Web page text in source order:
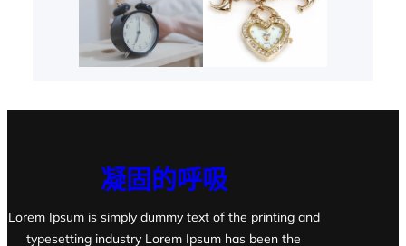
凝固的呼吸
Lorem Ipsum is simply dummy text of the printing and
typesetting industry Lorem Ipsum has been the